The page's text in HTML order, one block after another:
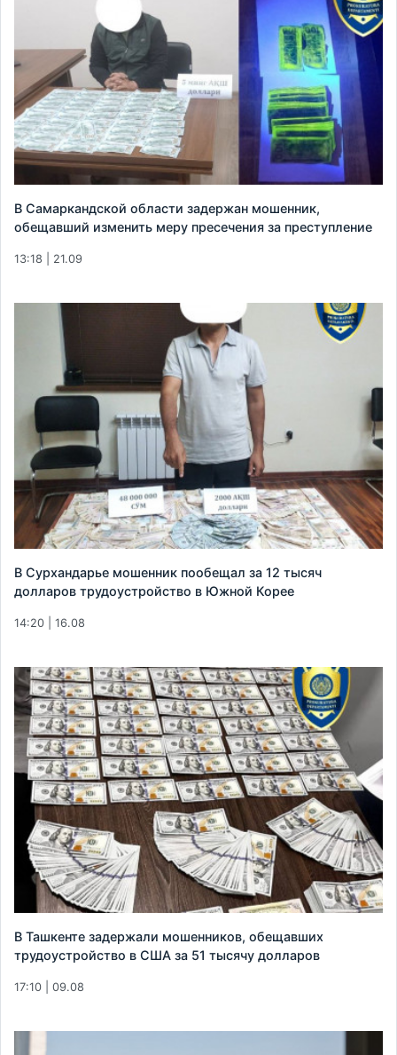
В Самаркандской области задержан мошенник,
обещавший изменить меру пресечения за преступление
13:18 | 21.09
В Сурхандарье мошенник пообещал за 12 тысяч
долларов трудоустройство в Южной Корее
14:20 | 16.08
В Ташкенте задержали мошенников, обещавших
трудоустройство в США за 51 тысячу долларов
17:10 | 09.08